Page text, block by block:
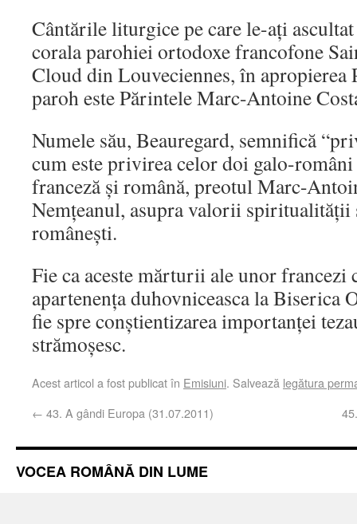
Cântările liturgice pe care le-ați
corala parohiei ortodoxe francofone
Cloud din Louveciennes, în apropierea
paroh este Părintele Marc-Antoine
Numele său, Beauregard, semnifică
cum este privirea celor doi galo-
franceză și română, preotul Marc-
Nemțeanul, asupra valorii
românești.
Fie ca aceste mărturii ale unor francezi
apartenența duhovniceasca la Biserica
fie spre conștientizarea importanței
strămoșesc.
Acest articol a fost publicat în Emisiuni. Salvează legătura
← 43. A gândi Europa (31.07.2011)
VOCEA ROMÂNĂ DIN LUME